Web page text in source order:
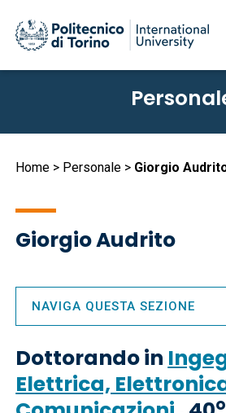
principale
Briciole
pane
Home Personale Giorgio
Giorgio Audrito
Dottorando in
Elettrica,
o
NAVIGA QUESTA SEZIONE